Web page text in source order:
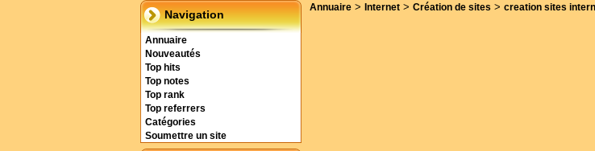
Navigation
Annuaire
Nouveautés
Top hits
Top notes
Top rank
Top referrers
Catégories
Soumettre un site
Annuaire > Internet > Création de sites > creation sites